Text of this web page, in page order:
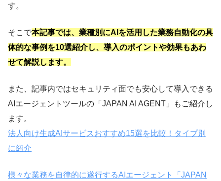
す。
そこで本記事では、業種別にAIを活用した業務自動化の具
体的な事例を10選紹介し、導入のポイントや効果もあわ
せて解説します。
また、記事内ではセキュリティ面でも安心して導入できる
AIエージェントツールの「JAPAN AI AGENT」もご紹介し
ます。
法人向け生成AIサービスおすすめ15選を比較！タイプ別
に紹介
様々な業務を自律的に遂行するAIエージェント「JAPAN